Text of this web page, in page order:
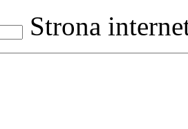
Strona